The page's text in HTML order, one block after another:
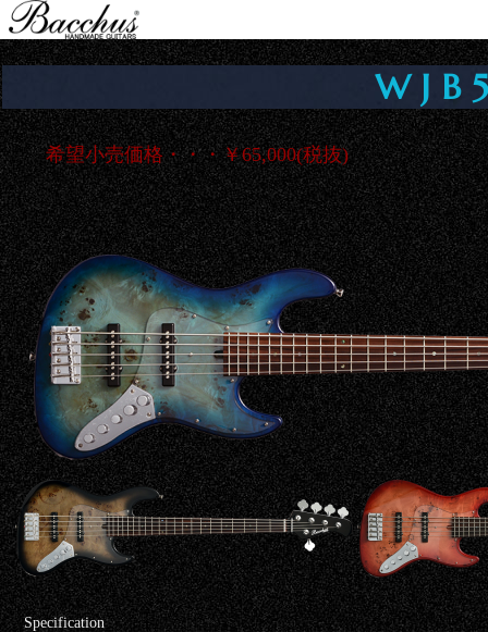
Jump to navigation
希望小売価格・・・￥65,000(税抜)
Specification